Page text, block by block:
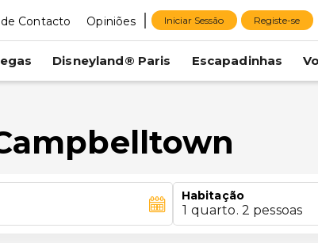
Contacto Opiniões Iniciar Sessão Registe-se
Disneyland® Paris Escapadinhas
Habitação
1 quarto. 2 pessoas